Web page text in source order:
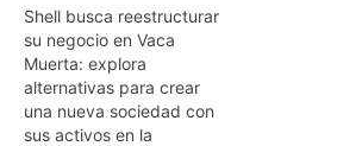
Shell busca reestructurar
su negocio en Vaca
Muerta: explora
alternativas para crear
una nueva sociedad con
sus activos en la